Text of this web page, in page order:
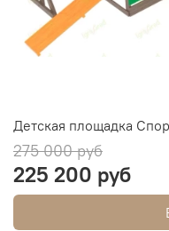
Детская площадка
275 000 руб
225 200 руб